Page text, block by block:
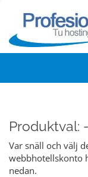
Produktval:
Var snäll och välj
webbhotellskonto
nedan.